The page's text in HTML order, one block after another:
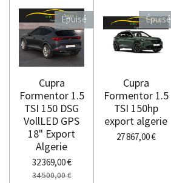
Épuisé
Cupra
Formentor 1.5
TSI 150 DSG
VollLED GPS
18" Export
Algerie
32 369,00 €
34 500,00 €
Épuisé
Cupra
Formentor 1.5
TSI 150hp
export algerie
27 867,00 €